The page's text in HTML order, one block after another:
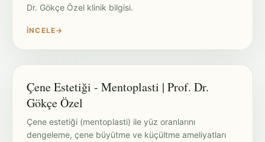
Dr. Gökçe Özel klinik bilgisi.
İNCELE→
Çene Estetiği - Mentoplasti | Prof. Dr.
Gökçe Özel
Çene estetiği (mentoplasti) ile yüz oranlarını
dengeleme, çene büyütme ve küçültme ameliyatları